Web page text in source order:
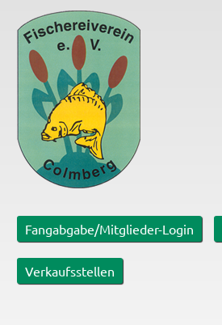
Fangabgabe/Mitglieder-Login
Verkaufsstellen